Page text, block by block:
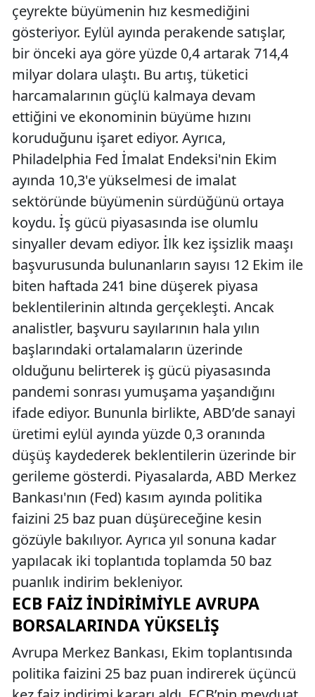
çeyrekte büyümenin hız kesmediğini
gösteriyor. Eylül ayında perakende satışlar,
bir önceki aya göre yüzde 0,4 artarak 714,4
milyar dolara ulaştı. Bu artış, tüketici
harcamalarının güçlü kalmaya devam
ettiğini ve ekonominin büyüme hızını
koruduğunu işaret ediyor. Ayrıca,
Philadelphia Fed İmalat Endeksi'nin Ekim
ayında 10,3'e yükselmesi de imalat
sektöründe büyümenin sürdüğünü ortaya
koydu. İş gücü piyasasında ise olumlu
sinyaller devam ediyor. İlk kez işsizlik maaşı
başvurusunda bulunanların sayısı 12 Ekim ile
biten haftada 241 bine düşerek piyasa
beklentilerinin altında gerçekleşti. Ancak
analistler, başvuru sayılarının hala yılın
başlarındaki ortalamaların üzerinde
olduğunu belirterek iş gücü piyasasında
pandemi sonrası yumuşama yaşandığını
ifade ediyor. Bununla birlikte, ABD’de sanayi
üretimi eylül ayında yüzde 0,3 oranında
düşüş kaydederek beklentilerin üzerinde bir
gerileme gösterdi. Piyasalarda, ABD Merkez
Bankası'nın (Fed) kasım ayında politika
faizini 25 baz puan düşüreceğine kesin
gözüyle bakılıyor. Ayrıca yıl sonuna kadar
yapılacak iki toplantıda toplamda 50 baz
puanlık indirim bekleniyor.
ECB FAIZ İNDIRIMIYLE AVRUPA
BORSALARINDA YÜKSELIŞ
Avrupa Merkez Bankası, Ekim toplantısında
politika faizini 25 baz puan indirerek üçüncü